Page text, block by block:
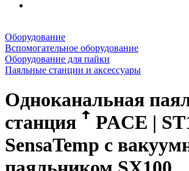
Оборудование
Вспомогательное оборудование
Оборудование для пайки
Паяльные станции и аксессуары
Одноканальная
станция ꜛ PACE |
SensaTemp с